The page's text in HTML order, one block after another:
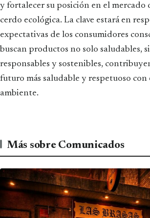
y fortalecer su posición en el mercado
cerdo ecológica. La clave estará en
expectativas de los consumidores
buscan productos no solo saludables,
responsables y sostenibles,
futuro más saludable y respetuoso con
ambiente.
Más sobre Comunicados